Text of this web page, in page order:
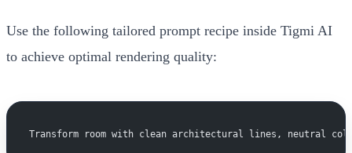
Use the following tailored prompt recipe inside Tigmi AI
to achieve optimal rendering quality:
Transform room with clean architectural lines, neutral